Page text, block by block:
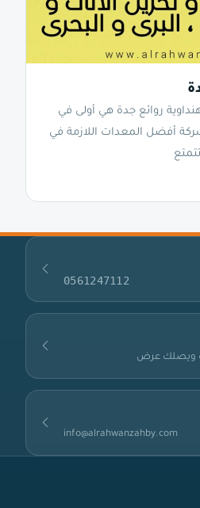
روائع جدة هي أولى في
أفضل المعدات اللازمة في
0561247112
ويصلك عرض
info@alrahwanzahby.com